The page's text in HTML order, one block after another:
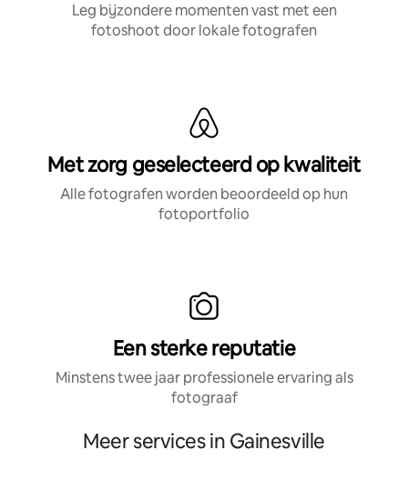
Leg bijzondere momenten vast met een
fotoshoot door lokale fotografen
Met zorg geselecteerd op kwaliteit
Alle fotografen worden beoordeeld op hun
fotoportfolio
Een sterke reputatie
Minstens twee jaar professionele ervaring als
fotograaf
Meer services in Gainesville